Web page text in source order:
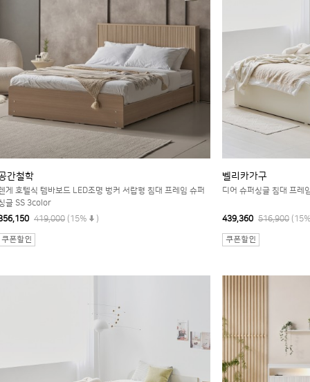
간철학
게 호텔식 템바보드 LED조명 벙커 서랍형 침대 프레임 슈퍼
글 SS 3color
419,000 (15% )
벨리카가구
디어 슈퍼싱글 침대 프레
439,360 516,900